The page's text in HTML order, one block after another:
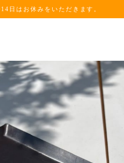
日はお休みをいただきます。